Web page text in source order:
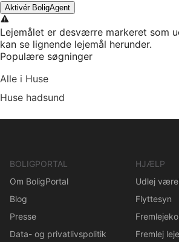
Aktivér BoligAgent
Lejemålet er desværre markeret som
kan se lignende lejemål herunder.
Populære søgninger
Alle i Huse
Huse hadsund
BOLIGPORTAL
Om BoligPortal
Blog
Presse
Data- og privatlivspolitik
HJÆLP
Udlej
Flyttesyn
Fremlej